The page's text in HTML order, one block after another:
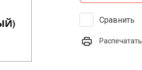
Сравнить
Распечатать